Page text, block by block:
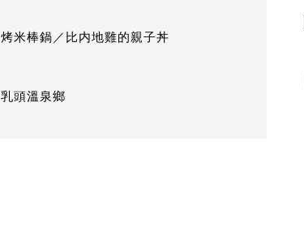
烤米棒鍋／比内地雞的親子丼
乳頭溫泉鄉